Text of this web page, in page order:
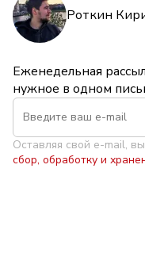
Роткин
Еженедельная
нужное в одном
Оставляя свой e-mail,
сбор, обработку и